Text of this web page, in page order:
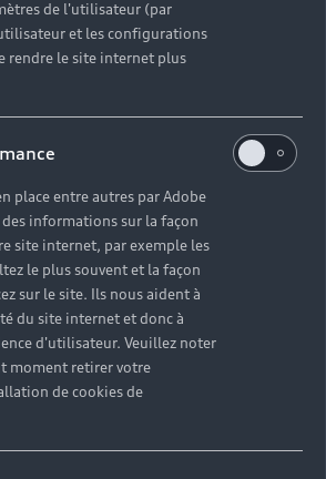
de l'utilisateur (par
et les configurations
rendre le site internet plus
place entre autres par Adobe
informations sur la façon
site internet, par exemple les
le plus souvent et la façon
sur le site. Ils nous aident à
du site internet et donc à
d'utilisateur. Veuillez noter
moment retirer votre
de cookies de